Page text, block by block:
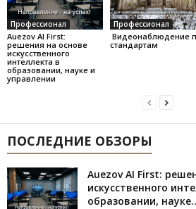
Профессионал
Auezov AI First:
решения на основе
искусственного
интеллекта в
образовании, науке и
управлении
Профессионал
Видеонаблюдение
стандартам
ПОСЛЕДНИЕ ОБЗОРЫ
Auezov AI First:
искусственного
образовании,